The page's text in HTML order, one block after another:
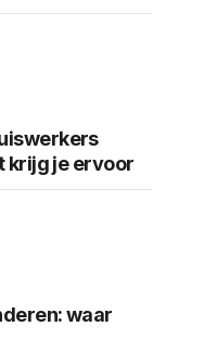
krijg je ervoor
waar